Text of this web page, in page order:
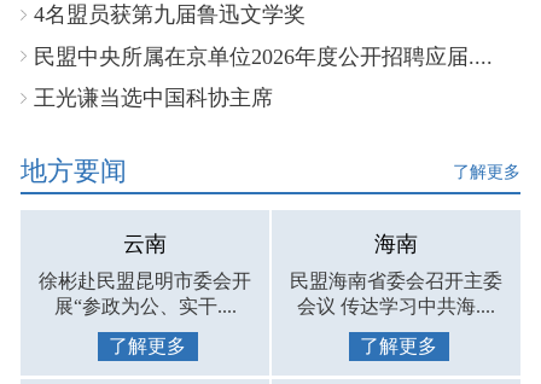
4名盟员获第九届鲁迅文学奖
民盟中央所属在京单位2026年度公开招聘应届....
王光谦当选中国科协主席
地方要闻 了解更多
云南
徐彬赴民盟昆明市委会开
展“参政为公、实干....
了解更多
海南
民盟海南省委会召开主委
会议 传达学习中共海....
了解更多